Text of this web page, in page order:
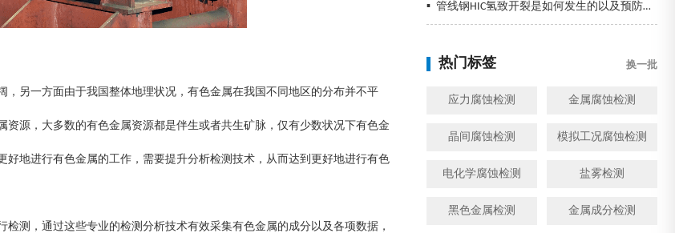
▪ 管线钢HIC氢致开裂是如何发生的以及预防措施
热门标签 换一批
应力腐蚀检测 金属腐蚀检测
晶间腐蚀检测 模拟工况腐蚀检测
电化学腐蚀检测 盐雾检测
黑色金属检测 金属成分检测
另一方面由于我国整体地理状况，有色金属在我国不同地区的分布并不平
源，大多数的有色金属资源都是伴生或者共生矿脉，仅有少数状况下有色金
地进行有色金属的工作，需要提升分析检测技术，从而达到更好地进行有色
测，通过这些专业的检测分析技术有效采集有色金属的成分以及各项数据，